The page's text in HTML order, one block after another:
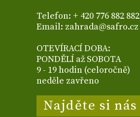
Telefon: + 420 776 882 882
Email: zahrada@safro.cz
OTEVÍRACÍ DOBA:
PONDĚLÍ až SOBOTA
9 - 19 hodin (celoročně)
neděle zavřeno
Najděte si nás